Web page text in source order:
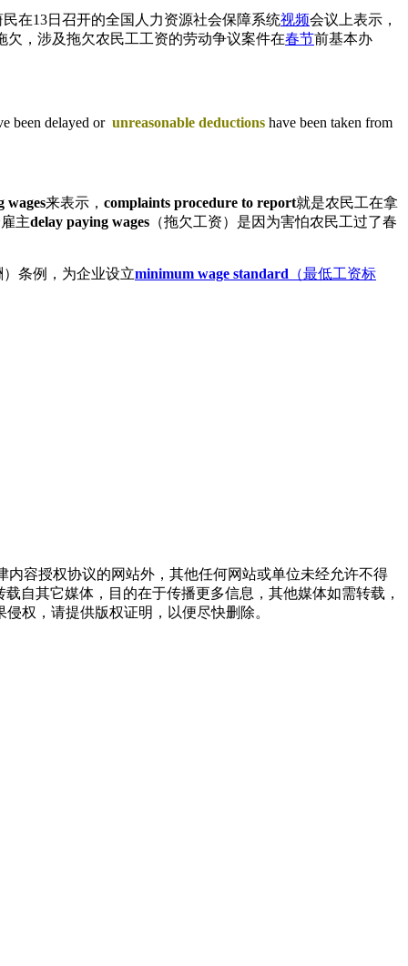
在13日召开的全国人力资源社会保障系统视频会议上表示，
，涉及拖欠农民工工资的劳动争议案件在春节前基本办
been delayed or unreasonable deductions have been taken from
wages来表示， complaints procedure to report就是农民工在拿
主delay paying wages （拖欠工资）是因为害怕农民工过了春
）条例，为企业设立minimum wage standard （最低工资标
容授权协议的网站外，其他任何网站或单位未经允许不得
自其它媒体，目的在于传播更多信息，其他媒体如需转载，
权，请提供版权证明，以便尽快删除。